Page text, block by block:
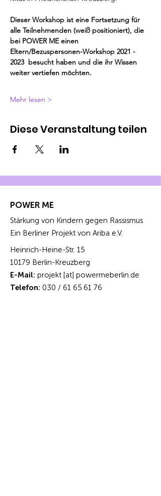
Dieser Workshop ist eine Fortsetzung für
alle Teilnehmenden (weiß positioniert), die
bei POWER ME einen
Eltern/Bezuspersonen-Workshop 2021 -
2023  besucht haben und die ihr Wissen
weiter vertiefen möchten.
Mehr lesen >
Diese Veranstaltung teilen
POWER ME
Stärkung von Kindern gegen Rassismus
Ein Berliner Projekt von Ariba e.V.
Heinrich-Heine-Str. 15
10179 Berlin-Kreuzberg
E-Mail: projekt [at] powermeberlin.de
Telefon: 030 / 61 65 61 76